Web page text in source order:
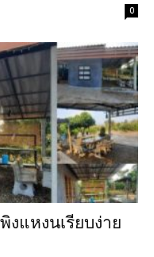
0
งแหงนเรียบง่าย